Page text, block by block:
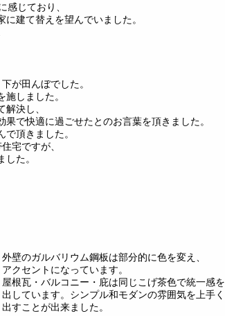
感じており、
建て替えを望んでいました。
が田んぼでした。
しました。
決し、
で快適に過ごせたとのお言葉を頂きました。
頂きました。
宅ですが、
た。
外壁のガルバリウム鋼板は部分的に色を変え、
アクセントになっています。
屋根瓦・バルコニー・庇は同じこげ茶色で統一感を
出しています。シンプル和モダンの雰囲気を上手く
出すことが出来ました。